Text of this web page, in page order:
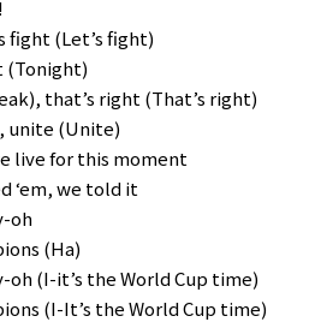
fight (Let’s fight)
(Tonight)
that’s right (That’s right)
unite (Unite)
live for this moment
‘em, we told it
oh
(Ha)
oh (I-it’s the World Cup time)
(I-It’s the World Cup time)